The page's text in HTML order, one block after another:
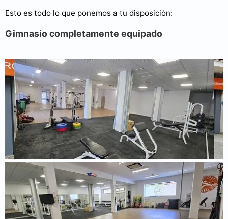
Esto es todo lo que ponemos a tu disposición:
Gimnasio completamente equipado